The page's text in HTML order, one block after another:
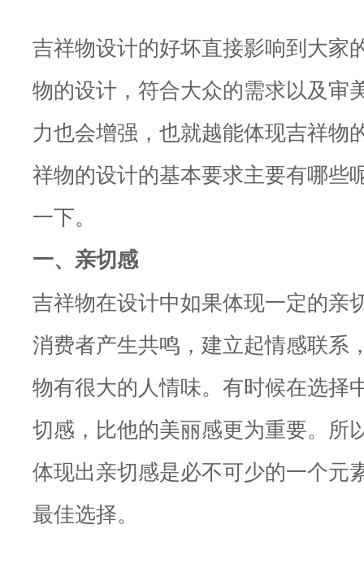
吉祥物设计的好坏直接影响到大家
物的设计，符合大众的需求以及审
力也会增强，也就越能体现吉祥物
祥物的设计的基本要求主要有哪些
一下。
一、亲切感
吉祥物在设计中如果体现一定的亲
消费者产生共鸣，建立起情感联系
物有很大的人情味。有时候在选择
切感，比他的美丽感更为重要。所
体现出亲切感是必不可少的一个元
最佳选择。